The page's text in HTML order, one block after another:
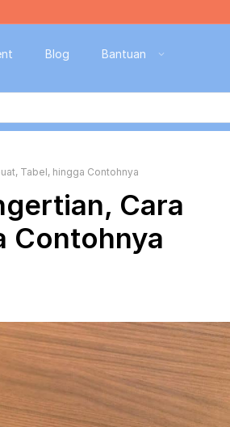
Blog Bantuan
Tabel, hingga Contohnya
Cara
Contohnya